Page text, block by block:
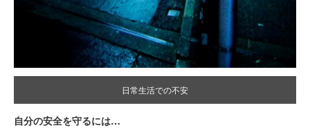
日常生活での不安
自分の安全を守るには…